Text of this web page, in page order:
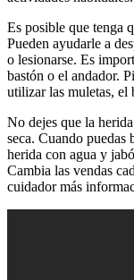
Es posible que tenga
Pueden ayudarle a
o lesionarse. Es
bastón o el andador.
utilizar las muletas, el
No dejes que la
seca. Cuando puedas
herida con agua y
Cambia las vendas
cuidador más